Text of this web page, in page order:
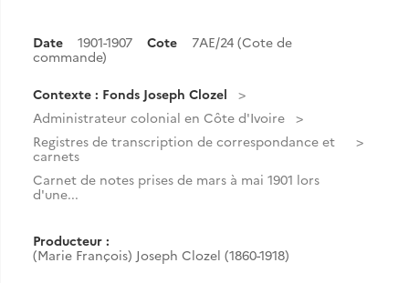
Date 1901-1907 Cote
7AE/24 (Cote de
commande)
Contexte : Fonds Joseph Clozel
Administrateur colonial en Côte d'Ivoire
Registres de transcription de correspondance et
carnets
Carnet de notes prises de mars à mai 1901 lors
d'une...
Producteur :
(Marie François) Joseph Clozel (1860-1918)